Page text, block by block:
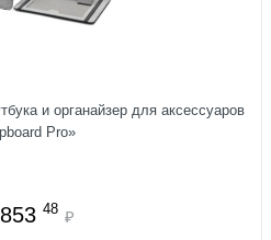
и органайзер для аксессуаров
Pro»
48 ₽